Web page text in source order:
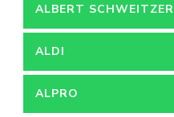
ALBERT SCHWEITZER
ZIEKENHUIS
ALDI
ALPRO